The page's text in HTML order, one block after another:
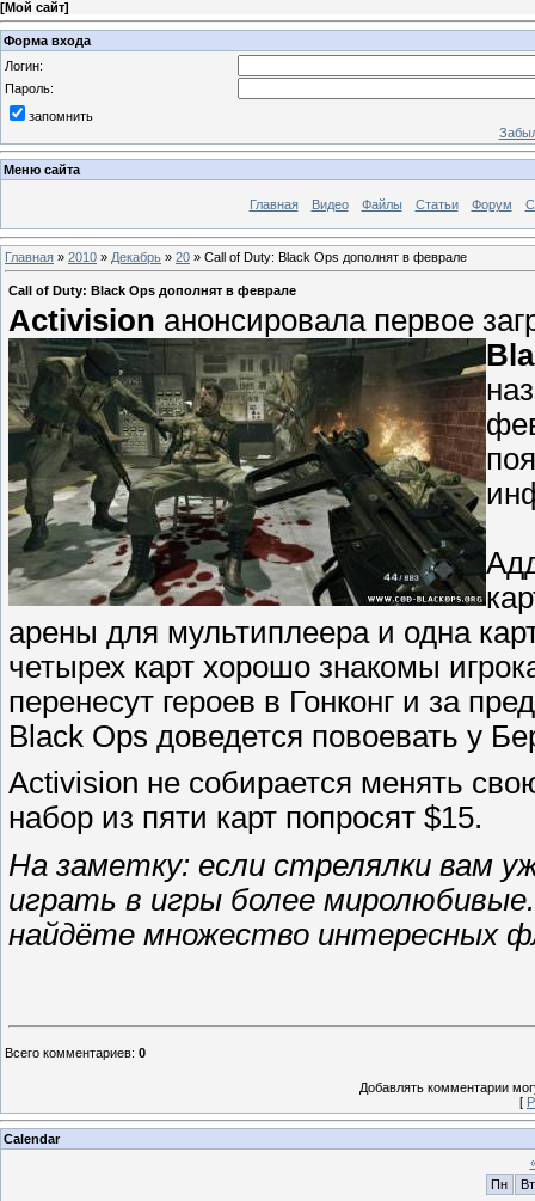
[Мой сайт]
Форма входа
Логин:
Пароль:
запомнить
Меню сайта
Главная Видео Файлы Статьи Форум
Главная » 2010 » Декабрь » 20 » Call of Duty: Black Ops дополнят в феврале
Call of Duty: Black Ops дополнят в феврале
Activision анонсировала первое
арены для мультиплеера и одна
четырех карт хорошо знакомы
перенесут героев в Гонконг и за
Black Ops доведется повоевать у
Activision не собирается менять
набор из пяти карт попросят $15.
На заметку: если стрелялки вам
играть в игры более
найдёте множество интересных
Всего комментариев: 0
Добавлять комментарии
[
Calendar
Пн
Вт